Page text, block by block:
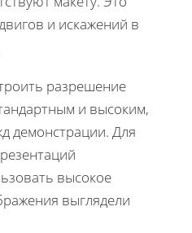
и искажений в
разрешение
и высоким,
демонстрации. Для
высокое
выглядели